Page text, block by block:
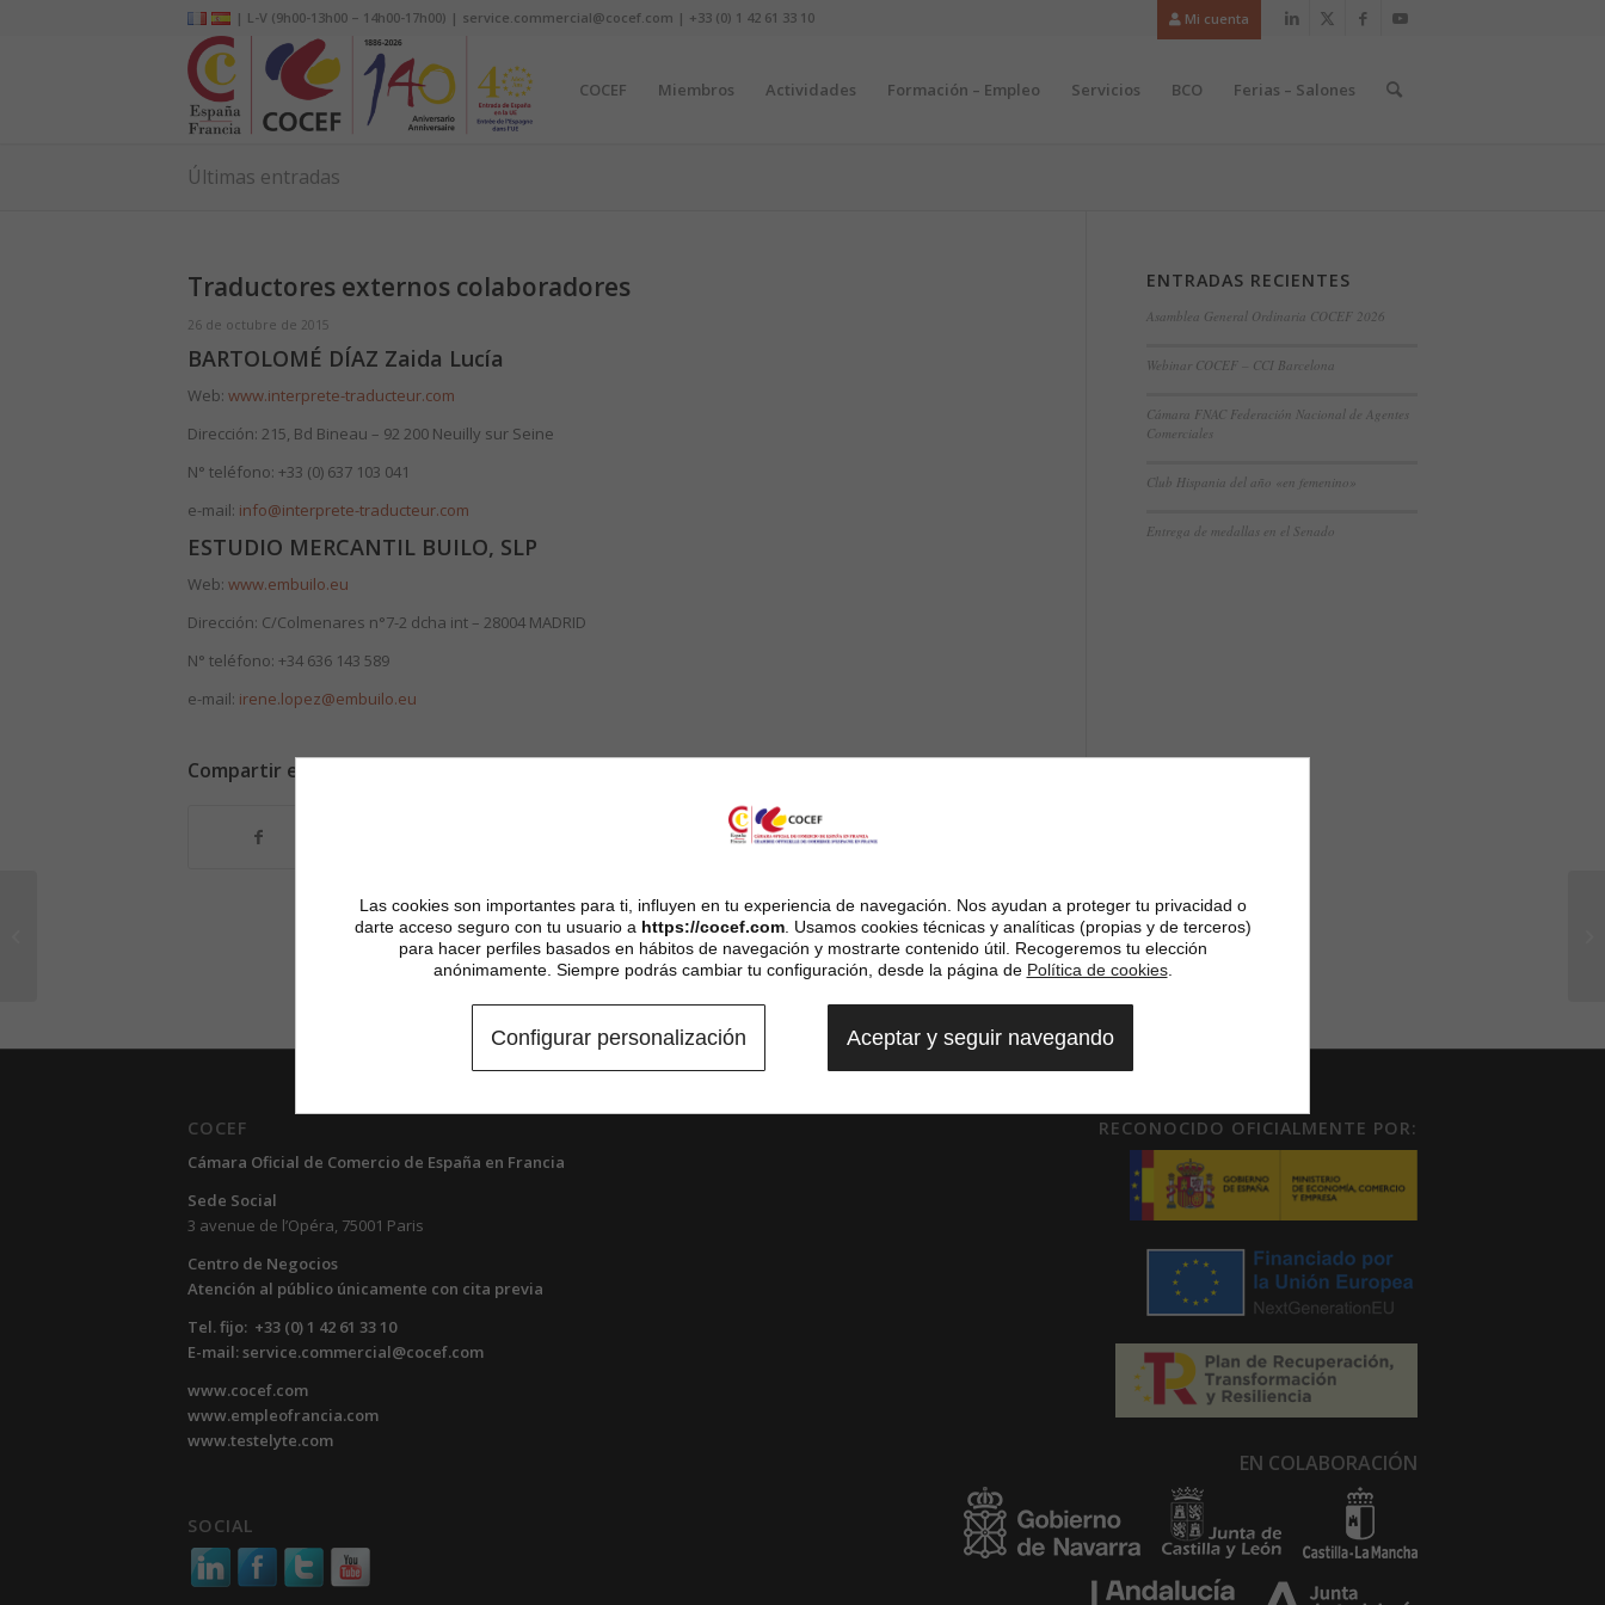
Mi cuenta
| L-V (9h00-13h00 – 14h00-17h00) | service.commercial@cocef.com | +33 (0) 1 42 61 33 10
COCEF Miembros Actividades Formación – Empleo Servicios BCO Ferias – Salones
Últimas entradas
Traductores externos colaboradores
26 de octubre de 2015
BARTOLOMÉ DÍAZ Zaida Lucía
Web: www.interprete-traducteur.com
Dirección: 215, Bd Bineau – 92 200 Neuilly sur Seine
N° teléfono: +33 (0) 637 103 041
e-mail: info@interprete-traducteur.com
ESTUDIO MERCANTIL BUILO, SLP
Web: www.embuilo.eu
Dirección: C/Colmenares n°7-2 dcha int – 28004 MADRID
N° teléfono: +34 636 143 589
e-mail: irene.lopez@embuilo.eu
Compartir esta entrada
ENTRADAS RECIENTES
Asamblea General Ordinaria COCEF 2026
Webinar COCEF – CCI Barcelona
Cámara FNAC Federación Nacional de Agentes
Comerciales
Club Hispania del año «en femenino»
Entrega de medallas en el Senado
COCEF
Cámara Oficial de Comercio de España en Francia
Sede Social
3 avenue de l’Opéra, 75001 Paris
Centro de Negocios
Atención al público únicamente con cita previa
Tel. fijo: +33 (0) 1 42 61 33 10
E-mail: service.commercial@cocef.com
www.cocef.com
www.empleofrancia.com
www.testelyte.com
SOCIAL
RECONOCIDO OFICIALMENTE POR:
EN COLABORACIÓN
Las cookies son importantes para ti, influyen en tu experiencia de navegación. Nos ayudan a proteger tu privacidad o
darte acceso seguro con tu usuario a https://cocef.com. Usamos cookies técnicas y analíticas (propias y de terceros)
para hacer perfiles basados en hábitos de navegación y mostrarte contenido útil. Recogeremos tu elección
anónimamente. Siempre podrás cambiar tu configuración, desde la página de Política de cookies.
Configurar personalización Aceptar y seguir navegando